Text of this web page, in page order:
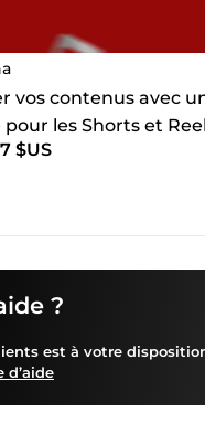
vos contenus avec
les Shorts et
$US
?
est à votre
d’aide